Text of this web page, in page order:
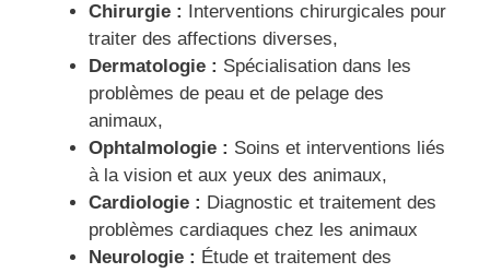
Chirurgie :
Interventions chirurgicales pour
traiter des affections diverses,
Dermatologie : Spécialisation dans les
problèmes de peau et de pelage des
animaux,
Ophtalmologie : Soins et interventions liés
à la vision et aux yeux des animaux,
Cardiologie : Diagnostic et traitement des
problèmes cardiaques chez les animaux
Neurologie : Étude et traitement des